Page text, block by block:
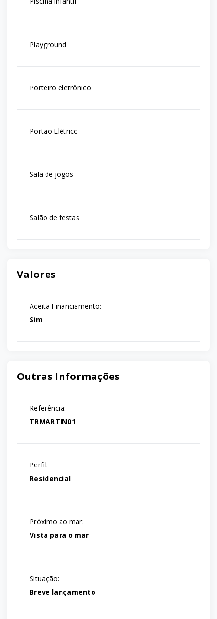
Playground
Porteiro eletrônico
Portão Elétrico
Sala de jogos
Salão de festas
Valores
Aceita Financiamento:
Sim
Outras Informações
Referência:
TRMARTIN01
Perfil:
Residencial
Próximo ao mar:
Vista para o mar
Situação:
Breve lançamento